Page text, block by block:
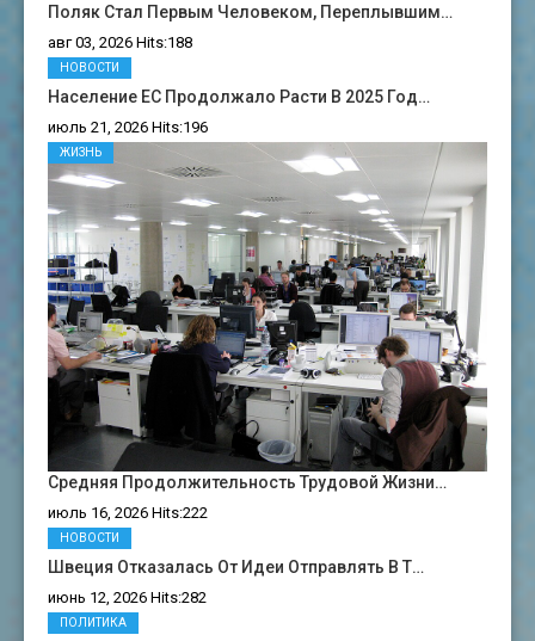
Поляк Стал Первым Человеком, Переплывшим…
авг 03, 2026 Hits:188
Население ЕС Продолжало Расти В 2025 Год…
июль 21, 2026 Hits:196
НОВОСТИ
Средняя Продолжительность Трудовой Жизни…
июль 16, 2026 Hits:222
ЖИЗНЬ
Швеция Отказалась От Идеи Отправлять В Т…
июнь 12, 2026 Hits:282
НОВОСТИ
ПОЛИТИКА